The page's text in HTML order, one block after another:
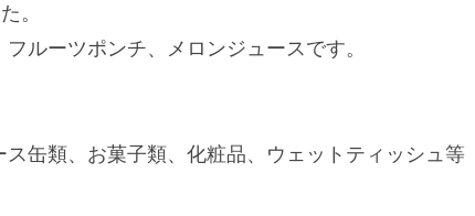
。
ルーツポンチ、メロンジュースです。
缶類、お菓子類、化粧品、ウェットティッシュ等